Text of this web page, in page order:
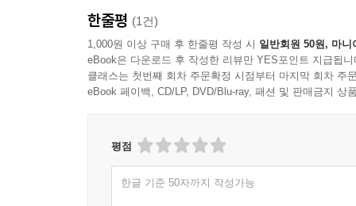
_ 파닉스 단어로 이루어진 문장 단위의 학습
5) Story Time
_ 파닉스 단어들이 수록된 스토리와 챈트
_ 테스트 형식으로 해당 파닉스 음가를 복습
7) Review / Review Story
한줄평 (1건)
1,000원 이상 구매 후 한줄평 작성 시 일반회원 50원, 마니
eBook은 다운로드 후 작성한 리뷰만 YES포인트 지급됩니
클래스는 첫번째 회차 주문확정 시점부터 마지막 회차 주
eBook 페이백, CD/LP, DVD/Blu-ray, 패션 및 판매금지 상
평점
한글 기준 50자까지 작성가능